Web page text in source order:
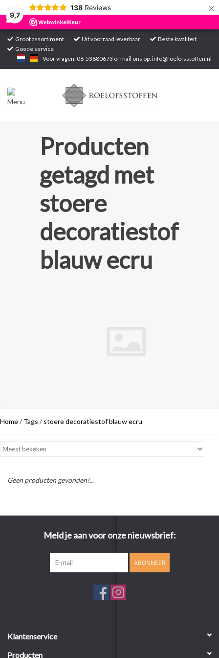
9,7
138 Reviews ×
Groot assortiment Uit voorraad leverbaar
Beste kwaliteit
Goede service
Voor vragen: 06-53880673 of mail ons op:info@roelofsstoffen.nl
Home
Producten
getagd met
stoere
decoratiestof
blauw ecru
Home/ Tags / stoere decoratiestof blauw ecru
Geen producten gevonden!...
Meld je aan voor onze nieuwsbrief:
ABONNEER
Klantenservice
Producten